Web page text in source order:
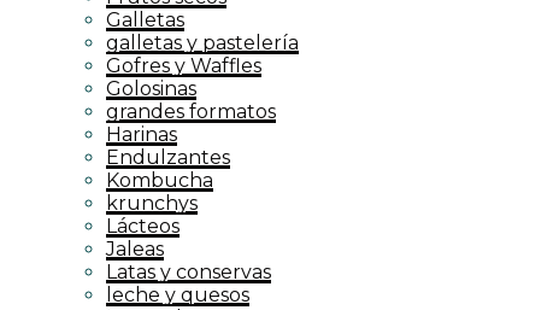
Galletas
galletas y pastelería
Gofres y Waffles
Golosinas
grandes formatos
Harinas
Endulzantes
Kombucha
krunchys
Lácteos
Jaleas
Latas y conservas
leche y quesos